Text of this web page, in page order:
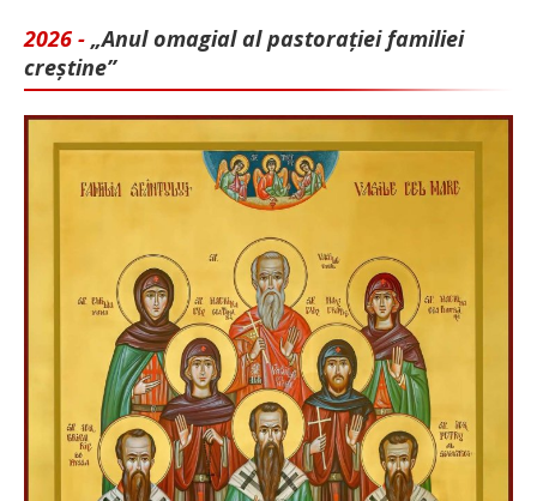
2026 - „Anul omagial al pastorației familiei
creștine”